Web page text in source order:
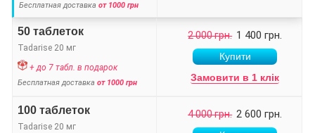
Бесплатная доставкаот 1000 грн
50 таблеток
Tadarise 20 мг
+ до 7 табл. в подарок
Бесплатная доставкаот 1000 грн
2 000 грн. 1 400 грн.
Замовити в 1 клік
100 таблеток
Tadarise 20 мг
4 000 грн. 2 600 грн.